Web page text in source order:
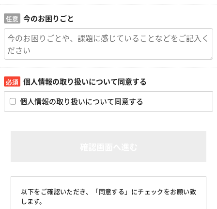
今のお困りごと
個人情報の取り扱いについて同意する
個人情報の取り扱いについて同意する
以下をご確認いただき、「同意する」にチェックをお願い致
します。